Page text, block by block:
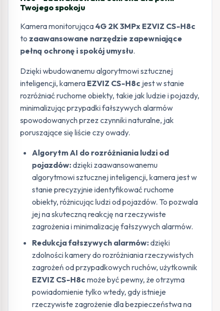
Twojego spokoju
Kamera monitorująca4G 2K 3MPx EZVIZ CS-H8c
to zaawansowane narzędzie zapewniające
pełną ochronę i spokój umysłu.
Dzięki wbudowanemu algorytmowi sztucznej
inteligencji, kamera EZVIZ CS-H8c jest w stanie
rozróżniać ruchome obiekty, takie jak ludzie i pojazdy,
minimalizując przypadki fałszywych alarmów
spowodowanych przez czynniki naturalne, jak
poruszające się liście czy owady.
Algorytm AI do rozróżniania ludzi od
pojazdów:dzięki zaawansowanemu
algorytmowi sztucznej inteligencji, kamera jest w
stanie precyzyjnie identyfikować ruchome
obiekty, różnicując ludzi od pojazdów. To pozwala
jej na skuteczną reakcję na rzeczywiste
zagrożenia i minimalizację fałszywych alarmów.
Redukcja fałszywych alarmów:dzięki
zdolności kamery do rozróżniania rzeczywistych
zagrożeń od przypadkowych ruchów, użytkownik
EZVIZ CS-H8cmoże być pewny, że otrzyma
powiadomienie tylko wtedy, gdy istnieje
rzeczywiste zagrożenie dla bezpieczeństwa na